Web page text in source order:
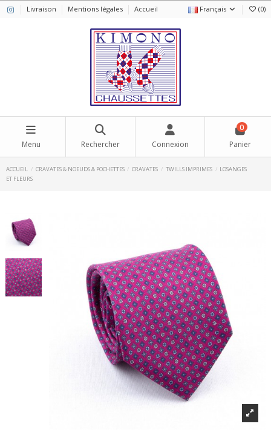
Livraison Mentions légales Accueil Français (0)
Menu Rechercher Connexion
0
Panier
ACCUEIL CRAVATES & NOEUDS & POCHETTES CRAVATES TWILLS IMPRIMES
LOSANGES
ET FLEURS